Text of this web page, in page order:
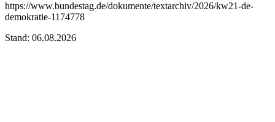
https://www.bundestag.de/dokumente/textarchiv/2026/kw21-de-
demokratie-1174778
Stand: 06.08.2026